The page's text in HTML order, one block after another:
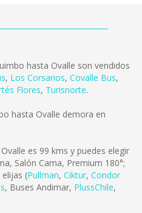
hasta Ovalle son vendidos
, Los Corsarios, Covalle Bus,
Flores, Turisnorte.
hasta Ovalle demora en
es 99 kms y puedes elegir
Salón Cama, Premium 180°;
(Pullman, Ciktur, Condor
, Buses Andimar, PlussChile,